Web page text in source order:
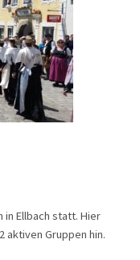
in Ellbach statt. Hier
aktiven Gruppen hin.